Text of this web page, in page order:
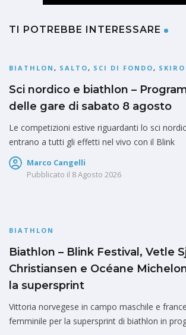
TI POTREBBE INTERESSARE
BIATHLON , SALTO, SCI DI FONDO,
Sci nordico e biathlon –
delle gare di sabato 8 agosto
Le competizioni estive riguardanti lo sci
entrano a tutti gli effetti nel vivo con il Blink
Marco Cangelli
Pubblicato il 8 Agosto 2026
BIATHLON
Biathlon – Blink Festival, Vetle
Christiansen e Océane
la supersprint
Vittoria norvegese in campo maschile e
femminile per la supersprint di biathlon in